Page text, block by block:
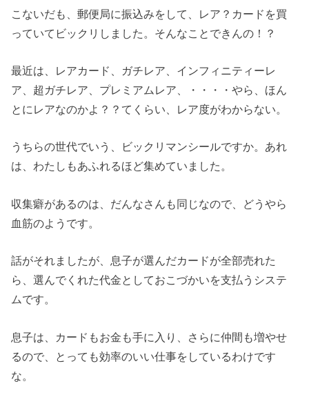
こないだも、郵便局に振込みをして、レア？カードを買
っていてビックリしました。そんなことできんの！？
最近は、レアカード、ガチレア、インフィニティーレ
ア、超ガチレア、プレミアムレア、・・・・やら、ほん
とにレアなのかよ？？てくらい、レア度がわからない。
うちらの世代でいう、ビックリマンシールですか。あれ
は、わたしもあふれるほど集めていました。
収集癖があるのは、だんなさんも同じなので、どうやら
血筋のようです。
話がそれましたが、息子が選んだカードが全部売れた
ら、選んでくれた代金としておこづかいを支払うシステ
ムです。
息子は、カードもお金も手に入り、さらに仲間も増やせ
るので、とっても効率のいい仕事をしているわけです
な。